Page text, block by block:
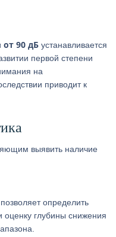
от 90 дБ устанавливается
первой степени
на
приводит к
выявить наличие
определить
оценку глубины снижения